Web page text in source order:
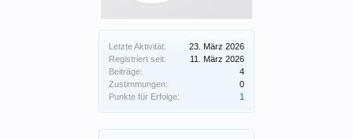
Letzte Aktivität:
23. März 2026
Registriert seit:
11. März 2026
Beiträge:
4
Zustimmungen:
0
Punkte für Erfolge:
1